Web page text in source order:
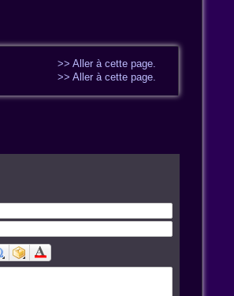
>> Aller à cette page.
>> Aller à cette page.